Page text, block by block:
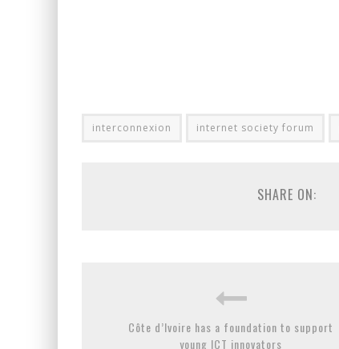
interconnexion internet society forum
SHARE ON:
Côte d’Ivoire has a foundation to support
young ICT innovators